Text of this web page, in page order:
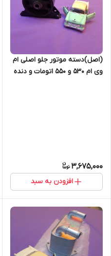
(اصل)دسته موتور جلو اصلی ام
وی ام 530 و 550 اتومات و دنده
3,675,000
افزودن به سبد